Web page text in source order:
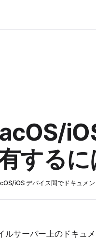
するに
iOS デバイス間でドキュメ
ルサーバー上のドキュ